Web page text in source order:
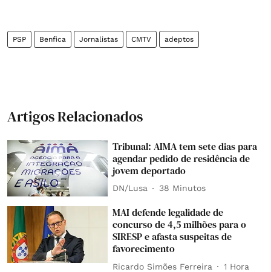
PSP Benfica Jornalistas CMTV adeptos
Artigos Relacionados
Tribunal: AIMA tem sete dias para
agendar pedido de residência de
jovem deportado
DN/Lusa 38 Minutos
MAI defende legalidade de
concurso de 4,5 milhões para o
SIRESP e afasta suspeitas de
favorecimento
Ricardo Simões Ferreira 1 Hora